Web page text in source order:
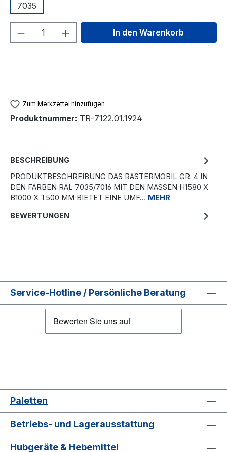
7035
Produkt Anzahl: Gib denIn den Warenkorb
Zum Merkzettel hinzufügen
Produktnummer: TR-7122.01.1924
BESCHREIBUNG
PRODUKTBESCHREIBUNG DAS RASTERMOBIL GR. 4 IN
DEN FARBEN RAL 7035/7016 MIT DEN MASSEN H1580 X B
1000 X T500 MM BIETET EINE UMF… MEHR
BEWERTUNGEN
Service-Hotline / Persönliche Beratung
Paletten
Betriebs- und Lagerausstattung
Hubgeräte & Hebemittel